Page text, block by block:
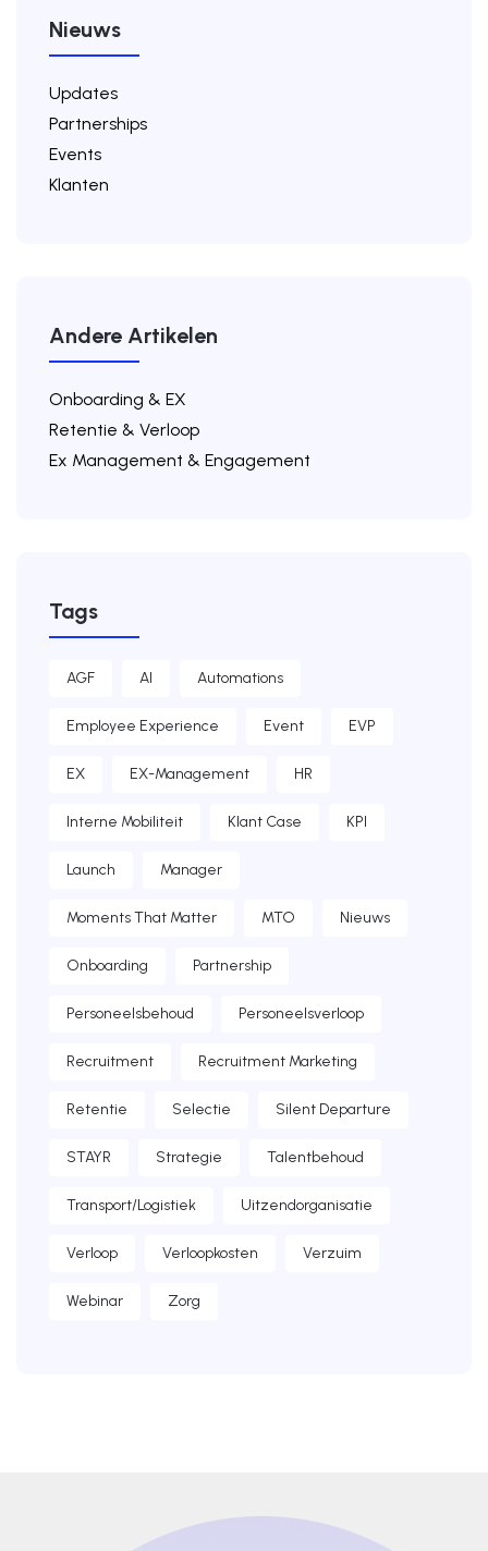
Nieuws
Updates
Partnerships
Events
Klanten
Andere Artikelen
Onboarding & EX
Retentie & Verloop
Ex Management & Engagement
Tags
AGF AI Automations
Employee Experience Event EVP
EX EX-Management HR
Interne Mobiliteit Klant Case KPI
Launch Manager
Moments That Matter MTO Nieuws
Onboarding Partnership
Personeelsbehoud Personeelsverloop
Recruitment Recruitment Marketing
Retentie Selectie Silent Departure
STAYR Strategie Talentbehoud
Transport/Logistiek Uitzendorganisatie
Verloop Verloopkosten Verzuim
Webinar Zorg